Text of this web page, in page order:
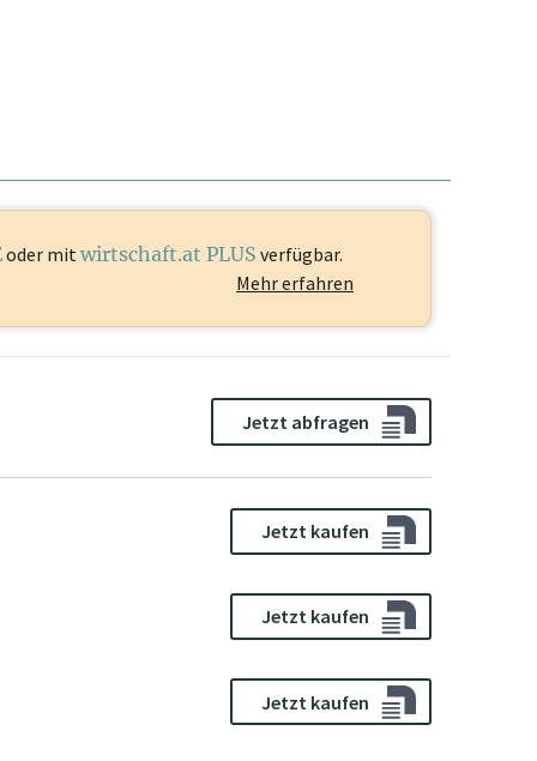
oder mitwirtschaft.at PLUS verfügbar.
Mehr erfahren
Jetzt abfragen
Jetzt kaufen
Jetzt kaufen
Jetzt kaufen